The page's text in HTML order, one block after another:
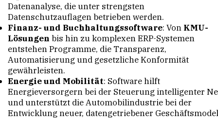
Datenanalyse, die unter strengsten
Datenschutzauflagen betrieben werden.
Finanz- und Buchhaltungssoftware: Von KMU-
Lösungen bis hin zu komplexen ERP-Systemen
entstehen Programme, die Transparenz,
Automatisierung und gesetzliche Konformität
gewährleisten.
Energie und Mobilität: Software hilft
Energieversorgern bei der Steuerung intelligenter
und unterstützt die Automobilindustrie bei der
Entwicklung neuer, datengetriebener